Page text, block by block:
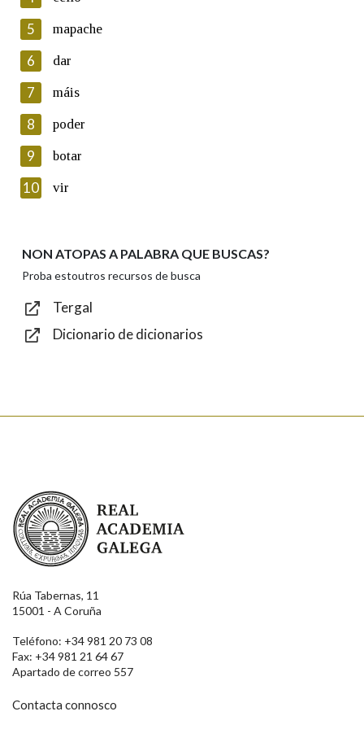
Lin e acepto as condicións da política de
Introduce o código que aparece na imaxe:
Texto de verificación
Enviar
5 mapache
6 dar
7 máis
8 poder
9 botar
10 vir
NON ATOPAS A PALABRA QUE BUSCAS?
Proba estoutros recursos de busca
Tergal
Dicionario de dicionarios
Real Academia Galega
Rúa Tabernas, 11
15001 - A Coruña
Teléfono: +34 981 20 73 08
Fax: +34 981 21 64 67
Apartado de correo 557
Contacta connosco